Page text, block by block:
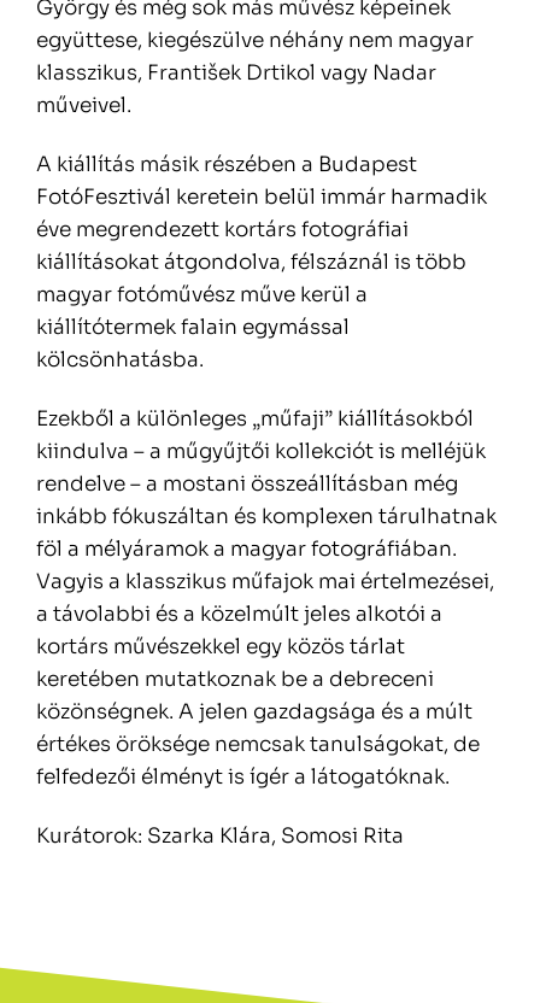
György és még sok más művész képeinek
együttese, kiegészülve néhány nem magyar
klasszikus, František Drtikol vagy Nadar
műveivel.
A kiállítás másik részében a Budapest
FotóFesztivál keretein belül immár harmadik
éve megrendezett kortárs fotográfiai
kiállításokat átgondolva, félszáznál is több
magyar fotóművész műve kerül a
kiállítótermek falain egymással
kölcsönhatásba.
Ezekből a különleges „műfaji” kiállításokból
kiindulva – a műgyűjtői kollekciót is melléjük
rendelve – a mostani összeállításban még
inkább fókuszáltan és komplexen tárulhatnak
föl a mélyáramok a magyar fotográfiában.
Vagyis a klasszikus műfajok mai értelmezései,
a távolabbi és a közelmúlt jeles alkotói a
kortárs művészekkel egy közös tárlat
keretében mutatkoznak be a debreceni
közönségnek. A jelen gazdagsága és a múlt
értékes öröksége nemcsak tanulságokat, de
felfedezői élményt is ígér a látogatóknak.
Kurátorok: Szarka Klára, Somosi Rita